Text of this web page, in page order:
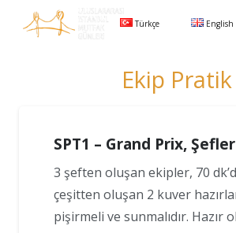
Türkçe English
Ekip Pratik
SPT1 – Grand Prix,
3 şeften oluşan ekipler, 70
çeşitten oluşan 2 kuver
pişirmeli ve sunmalıdır. Hazır